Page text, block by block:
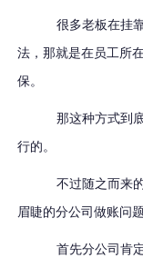
很多老板在挂
法，那就是在员工所
保。
那这种方式到
行的。
不过随之而来
眉睫的分公司做账问
首先分公司肯